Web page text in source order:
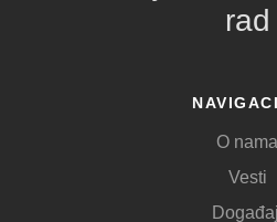
rad
O nama
Vesti